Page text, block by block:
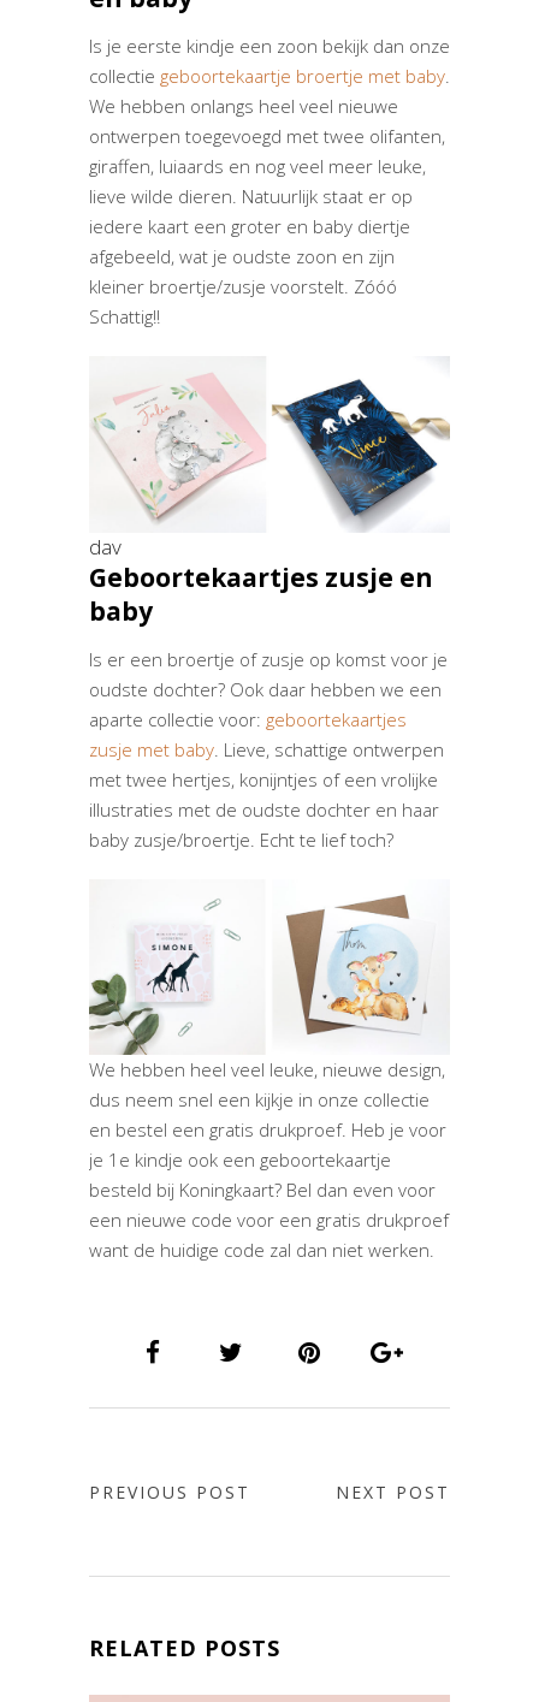
Is je eerste kindje een zoon bekijk dan onze
collectie geboortekaartje broertje met baby.
We hebben onlangs heel veel nieuwe
ontwerpen toegevoegd met twee olifanten,
giraffen, luiaards en nog veel meer leuke,
lieve wilde dieren. Natuurlijk staat er op
iedere kaart een groter en baby diertje
afgebeeld, wat je oudste zoon en zijn
kleiner broertje/zusje voorstelt. Zóóó
Schattig!!
dav
Geboortekaartjes zusje en
baby
Is er een broertje of zusje op komst voor je
oudste dochter? Ook daar hebben we een
aparte collectie voor: geboortekaartjes
zusje met baby . Lieve, schattige ontwerpen
met twee hertjes, konijntjes of een vrolijke
illustraties met de oudste dochter en haar
baby zusje/broertje. Echt te lief toch?
We hebben heel veel leuke, nieuwe design,
dus neem snel een kijkje in onze collectie
en bestel een gratis drukproef. Heb je voor
je 1e kindje ook een geboortekaartje
besteld bij Koningkaart? Bel dan even voor
een nieuwe code voor een gratis drukproef
want de huidige code zal dan niet werken.
PREVIOUS POST NEXT POST
RELATED POSTS